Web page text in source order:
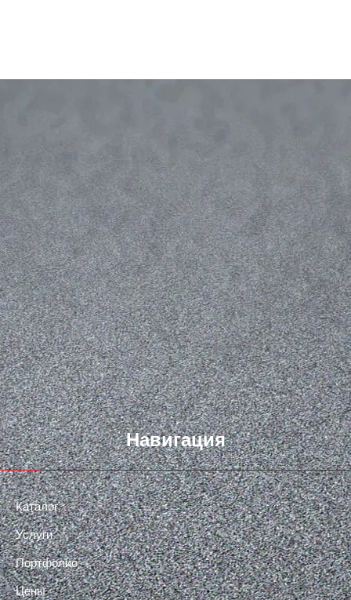
Навигация
Каталог
Услуги
Портфолио
Цены